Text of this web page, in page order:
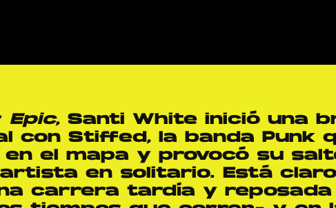
Epic, Santi White inició una
con Stiffed, la banda Punk
el mapa y provocó su
en solitario. Está
carrera tardía y